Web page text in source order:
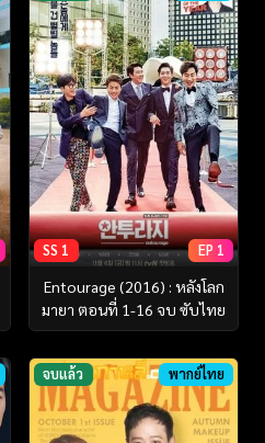
SS 1 EP 1
Entourage (2016) : หลังโลก
มายา ตอนที่ 1-16 จบ ซับไทย
จบแล้ว พากย์ไทย